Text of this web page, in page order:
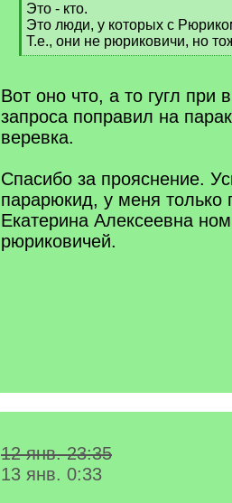
Это - кто.
Это люди, у которых с
Т.е., они не рюриковичи, но
[
q
]
Вот оно что, а то гугл при
запроса поправил на
веревка.
Спасибо за прояснение.
парарюкид, у меня только
Екатерина Алексеевна
рюриковичей.
12 янв. 23:35
13 янв. 0:33